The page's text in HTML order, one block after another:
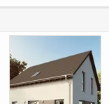
Wohneinheiten